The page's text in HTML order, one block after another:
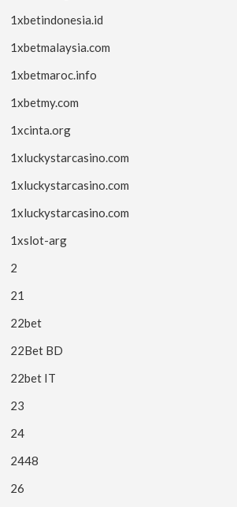
1xbetindonesia.id
1xbetmalaysia.com
1xbetmaroc.info
1xbetmy.com
1xcinta.org
1xluckystarcasino.com
1xluckystarcasino.com
1xluckystarcasino.com
1xslot-arg
2
21
22bet
22Bet BD
22bet IT
23
24
2448
26